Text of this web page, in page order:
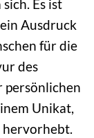
Es ist
Ausdruck
für die
des
persönlichen
Unikat,
hervorhebt.